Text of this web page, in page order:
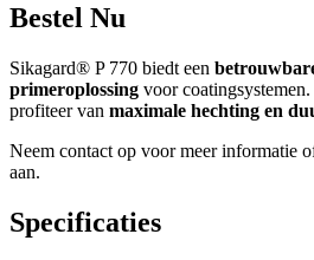
Bestel Nu
Sikagard® P 770 biedt een
primeroplossing voor
profiteer van maximale hechting en
Neem contact op voor meer informatie
aan.
Specificaties